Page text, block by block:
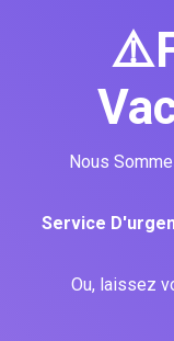
Nous
Service
Ou, laissez